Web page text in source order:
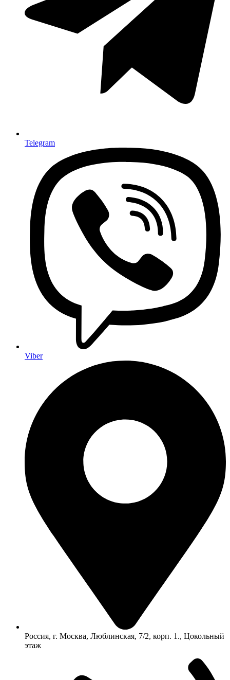
Telegram
Viber
Россия, г. Москва, Люблинская, 7/2, корп. 1., Цокольный
этаж